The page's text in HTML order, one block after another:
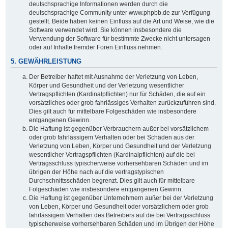
deutschsprachige Informationen werden durch die
deutschsprachige Community unter www.phpbb.de zur Verfügung
gestellt. Beide haben keinen Einfluss auf die Art und Weise, wie die
Software verwendet wird. Sie können insbesondere die
Verwendung der Software für bestimmte Zwecke nicht untersagen
oder auf Inhalte fremder Foren Einfluss nehmen.
5. GEWÄHRLEISTUNG
Der Betreiber haftet mit Ausnahme der Verletzung von Leben,
Körper und Gesundheit und der Verletzung wesentlicher
Vertragspflichten (Kardinalpflichten) nur für Schäden, die auf ein
vorsätzliches oder grob fahrlässiges Verhalten zurückzuführen sind.
Dies gilt auch für mittelbare Folgeschäden wie insbesondere
entgangenen Gewinn.
Die Haftung ist gegenüber Verbrauchern außer bei vorsätzlichem
oder grob fahrlässigem Verhalten oder bei Schäden aus der
Verletzung von Leben, Körper und Gesundheit und der Verletzung
wesentlicher Vertragspflichten (Kardinalpflichten) auf die bei
Vertragsschluss typischerweise vorhersehbaren Schäden und im
übrigen der Höhe nach auf die vertragstypischen
Durchschnittsschäden begrenzt. Dies gilt auch für mittelbare
Folgeschäden wie insbesondere entgangenen Gewinn.
Die Haftung ist gegenüber Unternehmern außer bei der Verletzung
von Leben, Körper und Gesundheit oder vorsätzlichem oder grob
fahrlässigem Verhalten des Betreibers auf die bei Vertragsschluss
typischerweise vorhersehbaren Schäden und im Übrigen der Höhe